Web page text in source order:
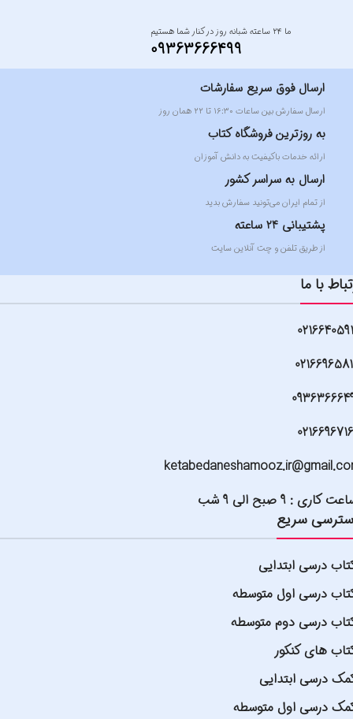
ما ۲۴ ساعته شبانه روز در کنار شما هستیم
09363666499
ارسال فوق سریع سفارشات
ارسال سفارش بین ساعات ۱۶:۳۰ تا ۲۲ همان روز
به روزترین فروشگاه کتاب
ارائه خدمات باکیفیت به دانش آموزان
ارسال به سراسر کشور
از تمام ایران می‌تونید سفارش بدید
پشتیبانی 24 ساعته
از طریق تلفن و چت آنلاین سایت
با ما
کاری : 9 صبح الی 9 شب
سریع
درسی ابتدایی
درسی اول متوسطه
درسی دوم متوسطه
های کنکور
درسی ابتدایی
درسی اول متوسطه